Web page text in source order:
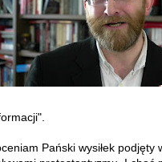
Pański wysiłek